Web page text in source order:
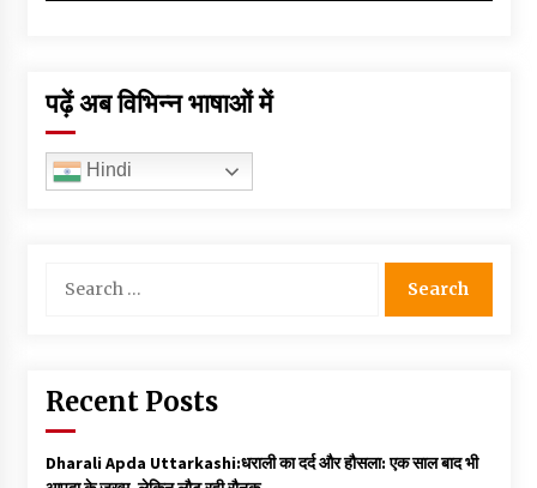
पढ़ें अब विभिन्न भाषाओं में
Hindi
for:
Recent Posts
Dharali Apda Uttarkashi:धराली का दर्द और हौसला: एक साल बाद भी